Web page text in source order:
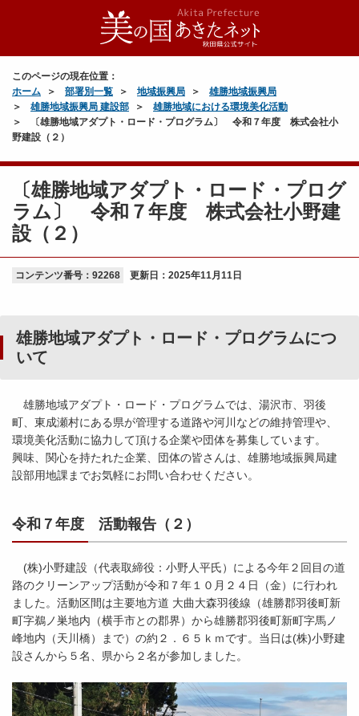
このページの現在位置：
ホーム
部署別一覧 地域振興局
雄勝地域振興局
雄勝地域振興局 建設部
雄勝地域における環境美化活動
〔雄勝地域アダプト・ロード・プログラム〕 令和７年度 株式会社小
野建設（２）
〔雄勝地域アダプト・ロード・プログ
ラム〕 令和７年度 株式会社小野建
設（２）
コンテンツ番号：92268 更新日： 2025年11月11日
雄勝地域アダプト・ロード・プログラムにつ
いて
雄勝地域アダプト・ロード・プログラムでは、湯沢市、羽後
町、東成瀬村にある県が管理する道路や河川などの維持管理や、
環境美化活動に協力して頂ける企業や団体を募集しています。
興味、関心を持たれた企業、団体の皆さんは、雄勝地域振興局建
設部用地課までお気軽にお問い合わせください。
令和７年度 活動報告（２）
(株)小野建設（代表取締役：小野人平氏）による今年２回目の道
路のクリーンアップ活動が令和７年１０月２４日（金）に行われ
ました。活動区間は主要地方道 大曲大森羽後線（雄勝郡羽後町新
町字鵜ノ巣地内（横手市との郡界）から雄勝郡羽後町新町字馬ノ
峰地内（天川橋）まで）の約２．６５ｋｍです。当日は(株)小野建
設さんから５名、県から２名が参加しました。